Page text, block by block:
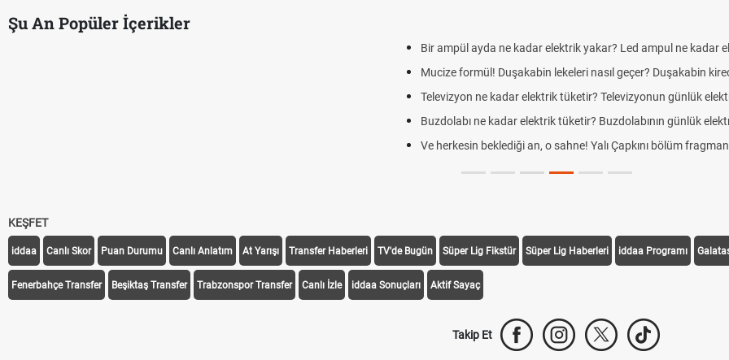
Şu An Popüler İçerikler
Bir ampül ayda ne kadar elektrik yakar? Led ampul ne kadar elektrik yakar?
Mucize formül! Duşakabin lekeleri nasıl geçer? Duşakabin kireç ve su lekesi nasıl çıkar?
Ve herkesin beklediği an, o sahne! Yalı Çapkını bölüm fragmanı! Yalı Çapkını yeni fragman!
KEŞFET
iddaa Canlı Skor Puan Durumu Canlı Anlatım At Yarışı Transfer Haberleri TV'de Bugün Süper Lig Fikstür Süper Lig Haberleri iddaa Programı
Fenerbahçe Transfer Beşiktaş Transfer Trabzonspor Transfer Canlı İzle iddaa Sonuçları Aktif Sayaç
Takip Et